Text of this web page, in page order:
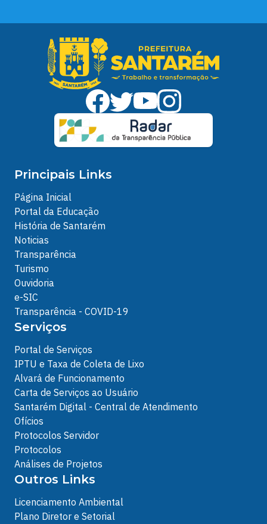
Principais Links
Página Inicial
Portal da Educação
História de Santarém
Noticias
Transparência
Turismo
Ouvidoria
e-SIC
Transparência - COVID-19
Serviços
Portal de Serviços
IPTU e Taxa de Coleta de Lixo
Alvará de Funcionamento
Carta de Serviços ao Usuário
Santarém Digital - Central de Atendimento
Ofícios
Protocolos Servidor
Protocolos
Análises de Projetos
Outros Links
Licenciamento Ambiental
Plano Diretor e Setorial